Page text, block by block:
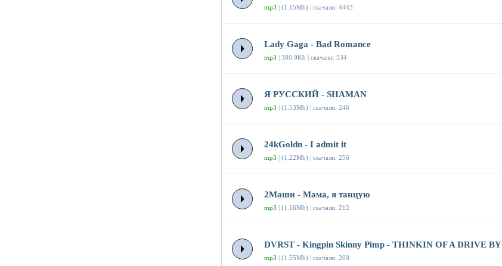
mp3 | (1.15Mb) | скачали: 4443
Lady Gaga - Bad Romance
mp3 | 380.9Kb | скачали: 534
Я РУССКИЙ - SHAMAN
mp3 | (1.53Mb) | скачали: 246
24kGoldn - I admit it
mp3 | (1.22Mb) | скачали: 256
2Маши - Мама, я танцую
mp3 | (1.16Mb) | скачали: 212
DVRST - Kingpin Skinny Pimp - THINKIN OF A DRIVE BY
mp3 | (1.55Mb) | скачали: 200